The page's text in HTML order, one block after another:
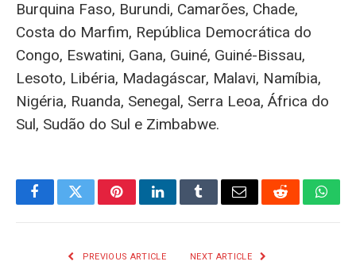
Burquina Faso, Burundi, Camarões, Chade,
Costa do Marfim, República Democrática do
Congo, Eswatini, Gana, Guiné, Guiné-Bissau,
Lesoto, Libéria, Madagáscar, Malavi, Namíbia,
Nigéria, Ruanda, Senegal, Serra Leoa, África do
Sul, Sudão do Sul e Zimbabwe.
FacebookTwitterPinterestLinkedInTumblrEmail Reddit
PREVIOUS ARTICLE NEXT ARTICLE